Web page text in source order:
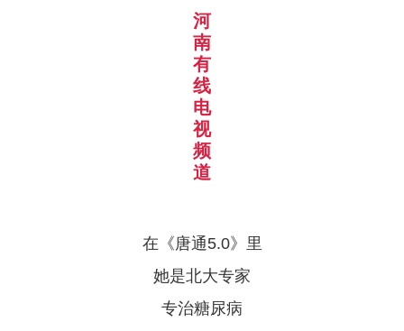
河
南
有
线
电
视
频
道
在《唐通5.0》里
她是北大专家
专治糖尿病